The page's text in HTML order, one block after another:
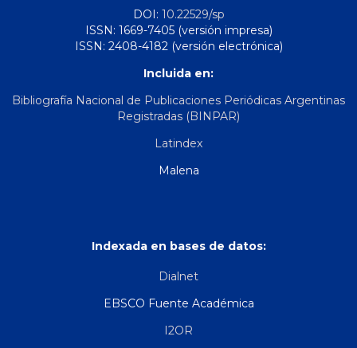
DOI: 10.22529/sp
ISSN: 1669-7405 (versión impresa)
ISSN: 2408-4182 (versión electrónica)
Incluida en:
Bibliografía Nacional de Publicaciones Periódicas Argentinas
Registradas (BINPAR)
Latindex
Malena
Indexada en bases de datos:
Dialnet
EBSCO Fuente Académica
I2OR